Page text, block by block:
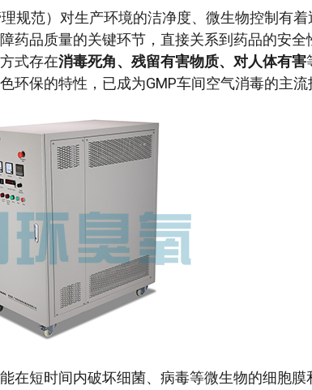
规范）对生产环境的洁净度、微生物控制有
药品质量的关键环节，直接关系到药品的安
式存在消毒死角、残留有害物质、对人体有害
环保的特性，已成为GMP车间空气消毒的主流
在短时间内破坏细菌、病毒等微生物的细胞